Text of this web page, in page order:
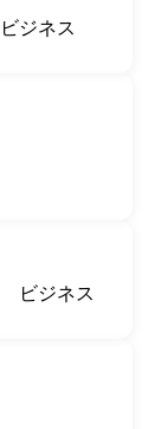
ビジネス
ビジネス